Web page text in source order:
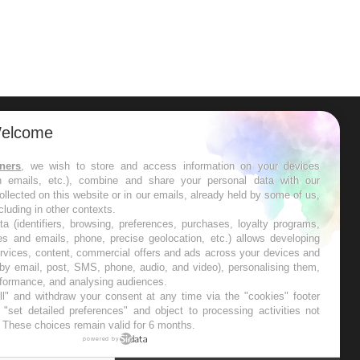
les semaines les meilleures
, we wish to store and access information on your devices
emails, etc.), combine and share your personal data with our
on this website or in our emails, already held by some of us,
in other contexts.
(identifiers, browsing, preferences, purchases, loyalty programs,
and emails, phone, precise geolocation, etc.) allows developing
content, commercial offers and ads across your devices and
email, post, SMS, phone, audio, and video), personalising them,
and analysing audiences.
and withdraw your consent at any time via the "cookies" footer
detailed preferences" and object to processing activities not
choices remain valid for 6 months.
powered by